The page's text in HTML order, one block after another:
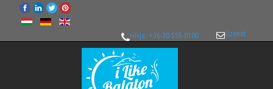
Üzenet
Hívja: +36-30-555-0100